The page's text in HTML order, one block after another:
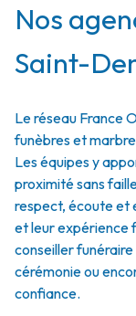
Nos
Saint-
Le réseau France
funèbres et
Les équipes y
proximité sans
respect, écoute et
et leur expérience
conseiller
cérémonie ou
confiance.